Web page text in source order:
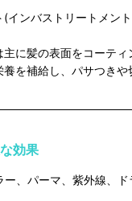
インバストリートメン
に髪の表面をコーティ
養を補給し、パサつき
効果
ー、パーマ、紫外線、